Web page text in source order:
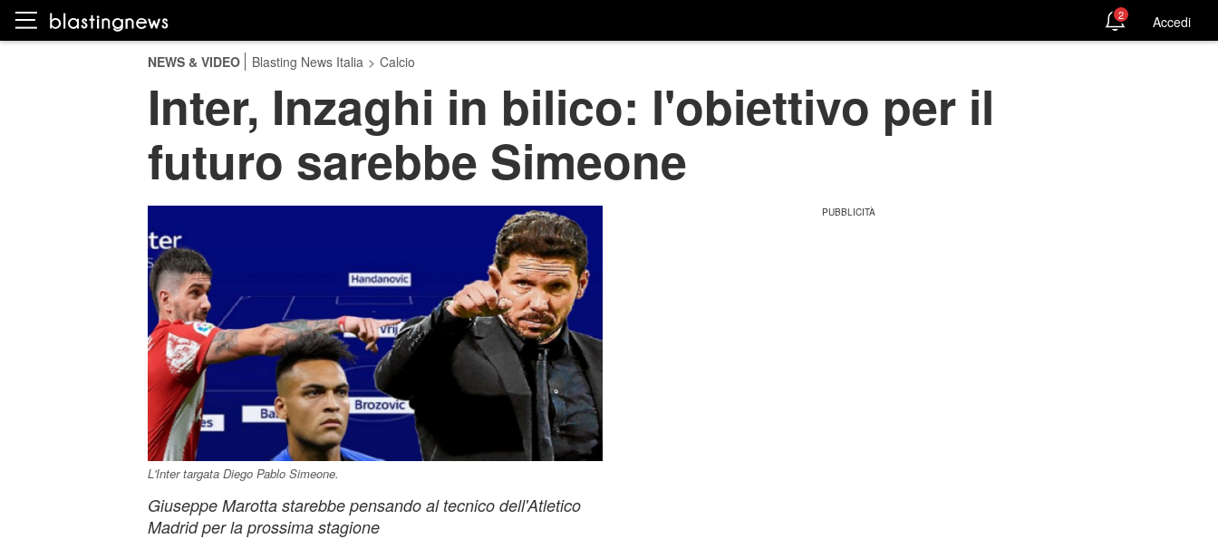
2 Accedi
NEWS & VIDEO Blasting News Italia > Calcio
Inter, Inzaghi in bilico: l'obiettivo per il
futuro sarebbe Simeone
L'Inter targata Diego Pablo Simeone.
Giuseppe Marotta starebbe pensando al tecnico dell'Atletico
Madrid per la prossima stagione